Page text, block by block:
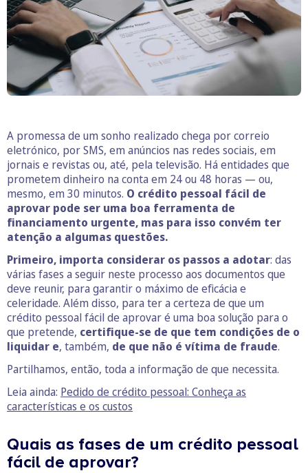
A promessa de um sonho realizado chega por correio
eletrónico, por SMS, em anúncios nas redes sociais, em
jornais e revistas ou, até, pela televisão. Há entidades que
prometem dinheiro na conta em 24 ou 48 horas — ou,
mesmo, em 30 minutos. O crédito pessoal fácil de
aprovar pode ser uma boa ferramenta de
financiamento urgente, mas para isso convém ter
atenção a algumas questões.
Primeiro, importa considerar os passos a adotar: das
várias fases a seguir neste processo aos documentos que
deve reunir, para garantir o máximo de eficácia e
celeridade. Além disso, para ter a certeza de que um
crédito pessoal fácil de aprovar é uma boa solução para o
que pretende, certifique-se de que tem condições de o
liquidar e, também, de que não é vítima de fraude.
Partilhamos, então, toda a informação de que necessita.
Leia ainda: Pedido de crédito pessoal: Conheça as
características e os custos
Quais as fases de um crédito pessoal
fácil de aprovar?